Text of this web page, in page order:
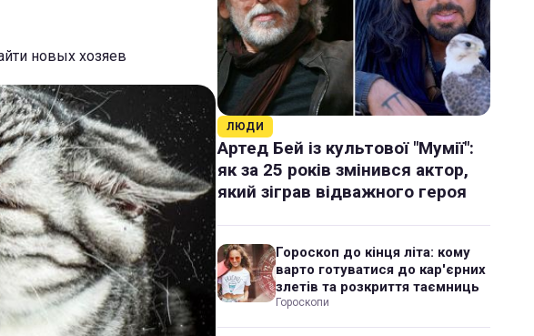
новых хозяев
ЛЮДИ
Артед Бей із культової "Мумії":
як за 25 років змінився актор,
який зіграв відважного героя
Гороскоп до кінця літа: кому
варто готуватися до кар'єрних
злетів та розкриття таємниць
Гороскопи